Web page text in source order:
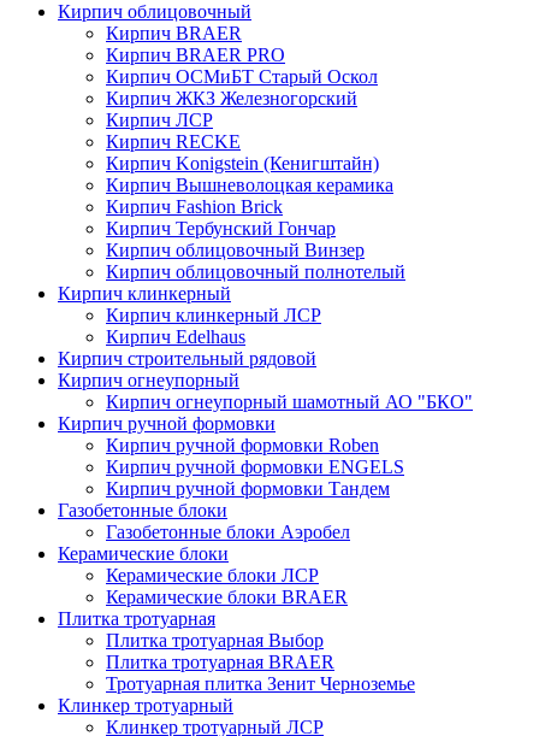
Кирпич облицовочный
Кирпич BRAER
Кирпич BRAER PRO
Кирпич ОСМиБТ Старый Оскол
Кирпич ЖКЗ Железногорский
Кирпич ЛСР
Кирпич RECKE
Кирпич Konigstein (Кенигштайн)
Кирпич Вышневолоцкая керамика
Кирпич Fashion Brick
Кирпич Тербунский Гончар
Кирпич облицовочный Винзер
Кирпич облицовочный полнотелый
Кирпич клинкерный
Кирпич клинкерный ЛСР
Кирпич Edelhaus
Кирпич строительный рядовой
Кирпич огнеупорный
Кирпич огнеупорный шамотный АО "БКО"
Кирпич ручной формовки
Кирпич ручной формовки Roben
Кирпич ручной формовки ENGELS
Кирпич ручной формовки Тандем
Газобетонные блоки
Газобетонные блоки Аэробел
Керамические блоки
Керамические блоки ЛСР
Керамические блоки BRAER
Плитка тротуарная
Плитка тротуарная Выбор
Плитка тротуарная BRAER
Тротуарная плитка Зенит Черноземье
Клинкер тротуарный
Клинкер тротуарный ЛСР